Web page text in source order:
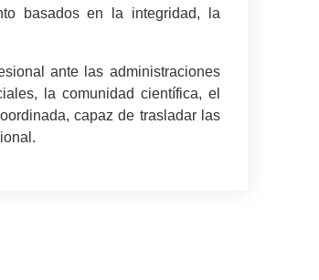
basados en la integridad, la
ante las administraciones
la comunidad científica, el
capaz de trasladar las